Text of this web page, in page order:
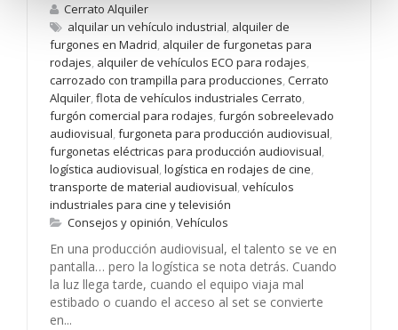
Cerrato Alquiler
alquilar un vehículo industrial, alquiler de
furgones en Madrid, alquiler de furgonetas para
rodajes, alquiler de vehículos ECO para rodajes,
carrozado con trampilla para producciones, Cerrato
Alquiler, flota de vehículos industriales Cerrato,
furgón comercial para rodajes, furgón sobreelevado
audiovisual, furgoneta para producción audiovisual,
furgonetas eléctricas para producción audiovisual,
logística audiovisual, logística en rodajes de cine,
transporte de material audiovisual, vehículos
industriales para cine y televisión
Consejos y opinión, Vehículos
En una producción audiovisual, el talento se ve en
pantalla… pero la logística se nota detrás. Cuando
la luz llega tarde, cuando el equipo viaja mal
estibado o cuando el acceso al set se convierte
en...